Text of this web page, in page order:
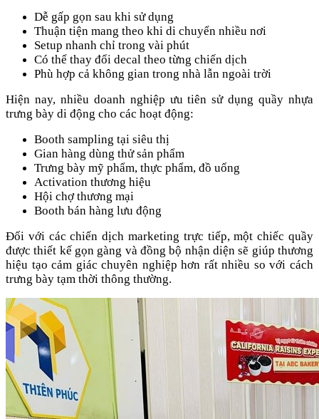
Dễ gấp gọn sau khi sử dụng
Thuận tiện mang theo khi di chuyển nhiều nơi
Setup nhanh chỉ trong vài phút
Có thể thay đổi decal theo từng chiến dịch
Phù hợp cả không gian trong nhà lẫn ngoài trời
Hiện nay, nhiều doanh nghiệp ưu tiên sử dụng quầy nhựa
trưng bày di động cho các hoạt động:
Booth sampling tại siêu thị
Gian hàng dùng thử sản phẩm
Trưng bày mỹ phẩm, thực phẩm, đồ uống
Activation thương hiệu
Hội chợ thương mại
Booth bán hàng lưu động
Đối với các chiến dịch marketing trực tiếp, một chiếc quầy
được thiết kế gọn gàng và đồng bộ nhận diện sẽ giúp thương
hiệu tạo cảm giác chuyên nghiệp hơn rất nhiều so với cách
trưng bày tạm thời thông thường.